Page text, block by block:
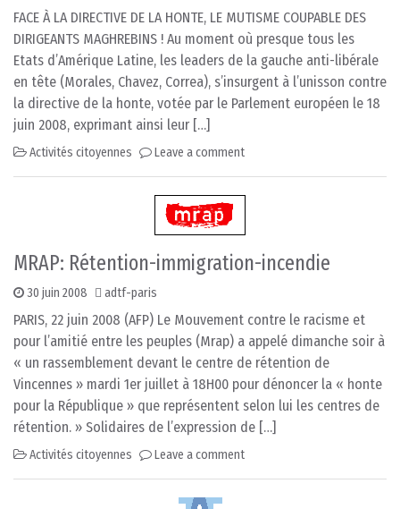
FACE À LA DIRECTIVE DE LA HONTE, LE MUTISME COUPABLE DES
DIRIGEANTS MAGHREBINS ! Au moment où presque tous les
Etats d’Amérique Latine, les leaders de la gauche anti-libérale
en tête (Morales, Chavez, Correa), s’insurgent à l’unisson contre
la directive de la honte, votée par le Parlement européen le 18
juin 2008, exprimant ainsi leur […]
Activités citoyennes Leave a comment
MRAP: Rétention-immigration-incendie
30 juin 2008 adtf-paris
PARIS, 22 juin 2008 (AFP) Le Mouvement contre le racisme et
pour l’amitié entre les peuples (Mrap) a appelé dimanche soir à
« un rassemblement devant le centre de rétention de
Vincennes » mardi 1er juillet à 18H00 pour dénoncer la « honte
pour la République » que représentent selon lui les centres de
rétention. » Solidaires de l’expression de […]
Activités citoyennes Leave a comment